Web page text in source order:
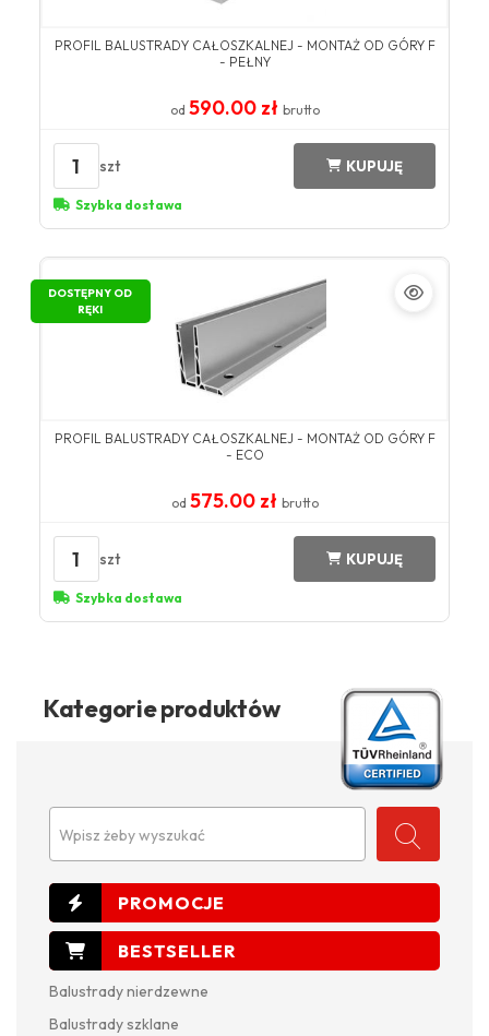
Kategorie produktów
Wpisz żeby wyszukać
Balustrady nierdzewne
Balustrady szklane
PROFIL BALUSTRADY CAŁOSZKALNEJ - MONTAŻ OD GÓRY F
- PEŁNY
od 590.00 zł brutto
1 szt KUPUJĘ
Szybka dostawa
DOSTĘPNY OD
RĘKI
PROFIL BALUSTRADY CAŁOSZKALNEJ - MONTAŻ OD GÓRY F
- ECO
od 575.00 zł brutto
1 szt KUPUJĘ
Szybka dostawa